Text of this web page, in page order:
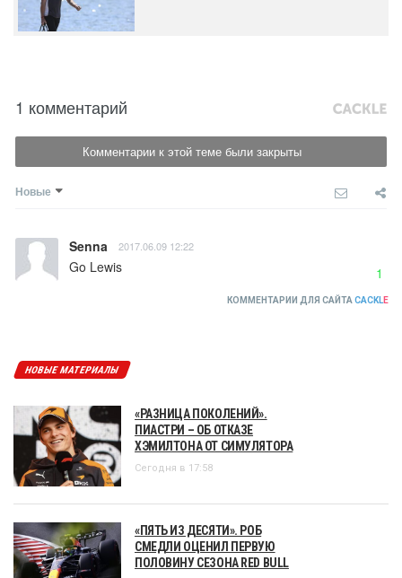
1 комментарий
Комментарии к этой теме были закрыты
Новые
Senna 2017.06.09 12:22
Go Lewis 1
КОММЕНТАРИИ ДЛЯ САЙТАCACKLE
НОВЫЕ МАТЕРИАЛЫ
«РАЗНИЦА ПОКОЛЕНИЙ».
ПИАСТРИ – ОБ ОТКАЗЕ
ХЭМИЛТОНА ОТ СИМУЛЯТОРА
Сегодня в 17:58
«ПЯТЬ ИЗ ДЕСЯТИ». РОБ
СМЕДЛИ ОЦЕНИЛ ПЕРВУЮ
ПОЛОВИНУ СЕЗОНА RED BULL